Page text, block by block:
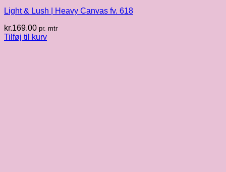
Light & Lush | Heavy Canvas fv. 618
kr.169.00 pr. mtr
Tilføj til kurv